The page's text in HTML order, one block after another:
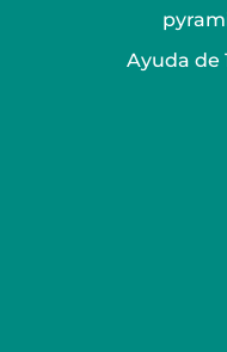
Ayuda de